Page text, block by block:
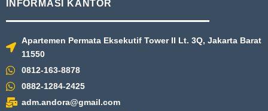
INFORMASI KANTOR
Apartemen Permata Eksekutif Tower II Lt. 3Q, Jakarta Barat
11550
0812-163-8878
0882-1284-2425
adm.andora@gmail.com